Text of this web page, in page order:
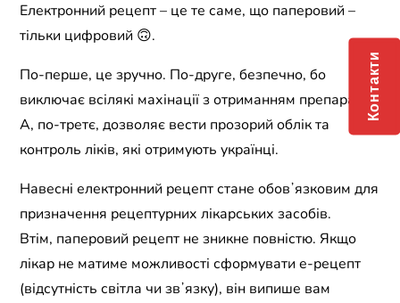
Електронний рецепт – це те саме, що паперовий –
тільки цифровий 🙃.
По-перше, це зручно. По-друге, безпечно, бо
виключає всілякі махінації з отриманням препаратів.
А, по-третє, дозволяє вести прозорий облік та
контроль ліків, які отримують українці.
Навесні електронний рецепт стане обовʼязковим для
призначення рецептурних лікарських засобів.
Втім, паперовий рецепт не зникне повністю. Якщо
лікар не матиме можливості сформувати е-рецепт
(відсутність світла чи звʼязку), він випише вам
Контакти